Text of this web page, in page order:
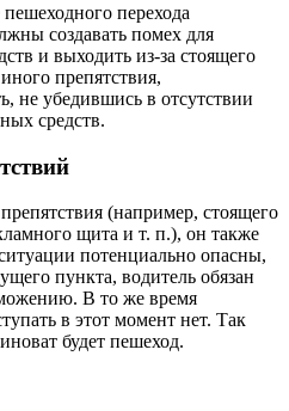
перехода
создавать помех для
и выходить из-за стоящего
препятствия,
не убедившись в отсутствии
средств.
(например, стоящего
щита и т. п.), он также
потенциально опасны,
пункта, водитель обязан
В то же время
в этот момент нет. Так
будет пешеход.